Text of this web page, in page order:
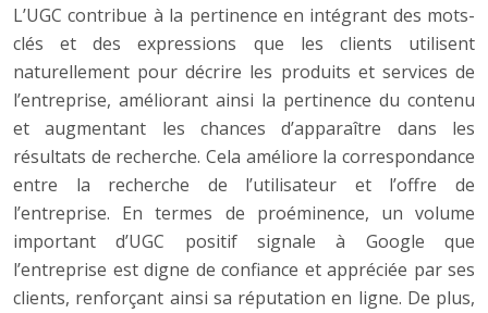
L’UGC contribue à la pertinence en intégrant des mots-
clés et des expressions que les clients utilisent
naturellement pour décrire les produits et services de
l’entreprise, améliorant ainsi la pertinence du contenu
et augmentant les chances d’apparaître dans les
résultats de recherche. Cela améliore la correspondance
entre la recherche de l’utilisateur et l’offre de
l’entreprise. En termes de proéminence, un volume
important d’UGC positif signale à Google que
l’entreprise est digne de confiance et appréciée par ses
clients, renforçant ainsi sa réputation en ligne. De plus,